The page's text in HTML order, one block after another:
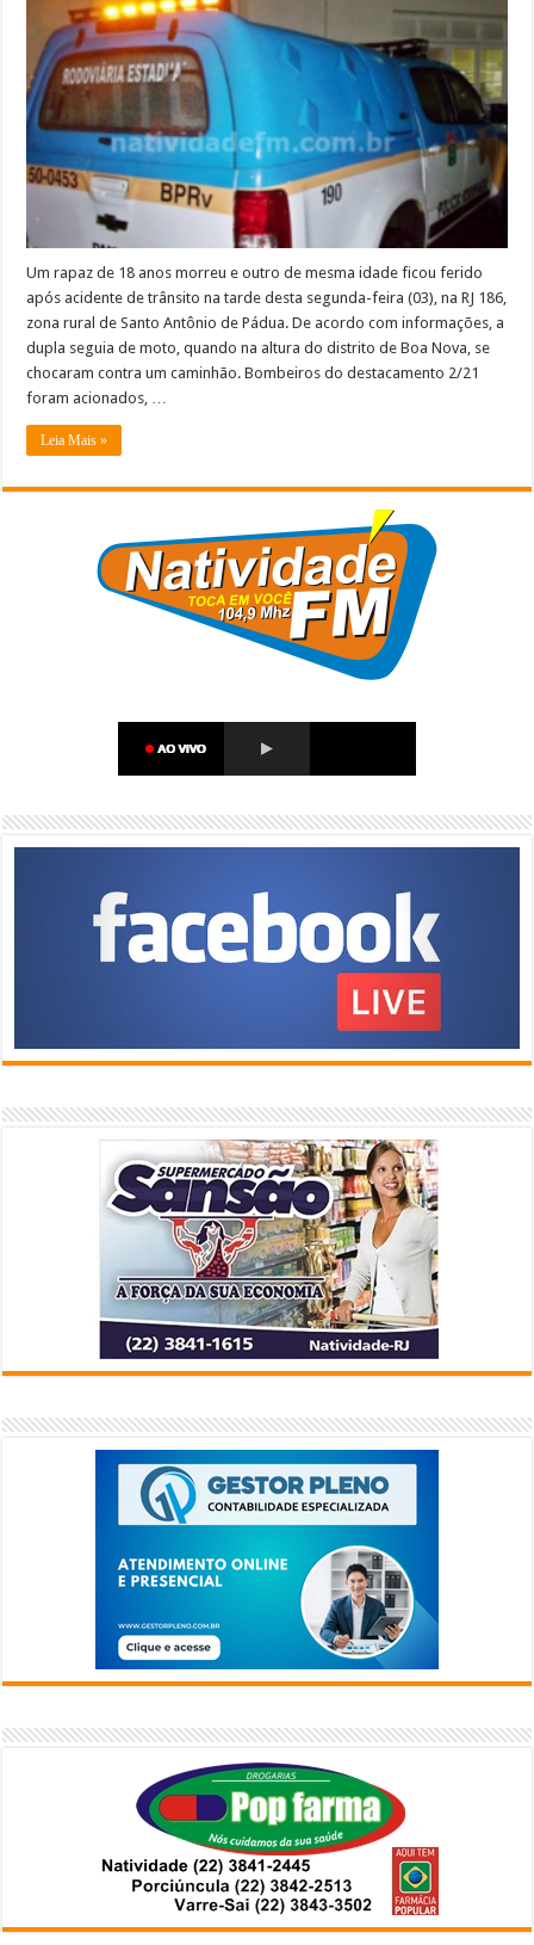
entre
moto
e
caminhão
RJ
186,
Pádua
Um rapaz de 18 anos morreu e outro de mesma idade ficou ferido
após acidente de trânsito na tarde desta segunda-feira (03), na RJ 186,
zona rural de Santo Antônio de Pádua. De acordo com informações, a
dupla seguia de moto, quando na altura do distrito de Boa Nova, se
chocaram contra um caminhão. Bombeiros do destacamento 2/21
foram acionados, …
Leia Mais »